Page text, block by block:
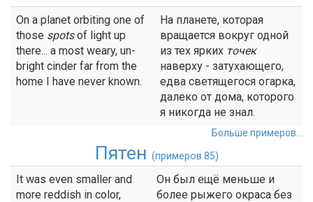
On a planet orbiting one of
those spotsof light up
there... a most weary, un-
bright cinder far from the
home I have never known.
На планете, которая
вращается вокруг одной
из тех ярких точек
наверху - затухающего,
едва светящегося огарка,
далеко от дома, которого
я никогда не знал.
Больше примеров...
Пятен (примеров 85)
It was even smaller and
more reddish in color,
Он был ещё меньше и
более рыжего окраса без